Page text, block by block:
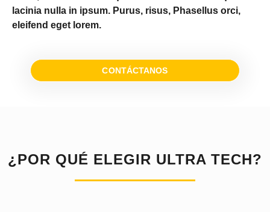
lacinia nulla in ipsum. Purus, risus, Phasellus orci,
eleifend eget lorem.
CONTÁCTANOS
¿POR QUÉ ELEGIR ULTRA TECH?